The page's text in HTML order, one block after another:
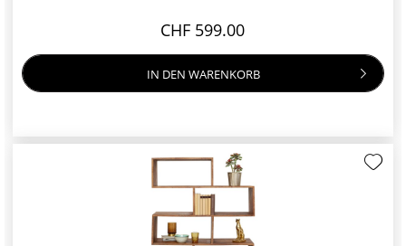
CHF 599.00
IN DEN WARENKORB